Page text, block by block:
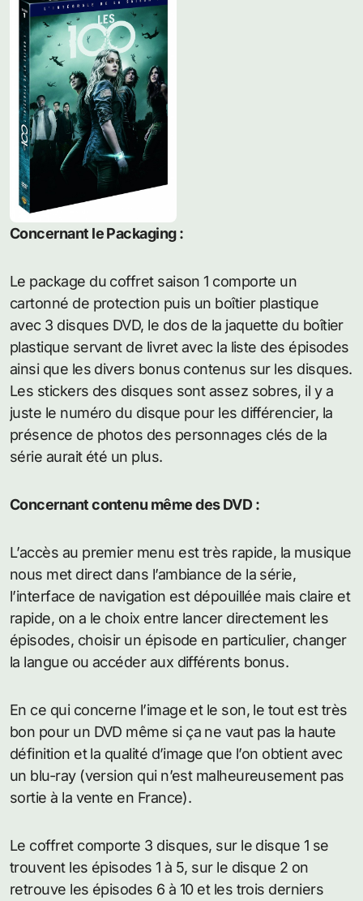
Concernant le Packaging :
Le package du coffret saison 1 comporte un
cartonné de protection puis un boîtier plastique
avec 3 disques DVD, le dos de la jaquette du boîtier
plastique servant de livret avec la liste des épisodes
ainsi que les divers bonus contenus sur les disques.
Les stickers des disques sont assez sobres, il y a
juste le numéro du disque pour les différencier, la
présence de photos des personnages clés de la
série aurait été un plus.
Concernant contenu même des DVD :
L’accès au premier menu est très rapide, la musique
nous met direct dans l’ambiance de la série,
l’interface de navigation est dépouillée mais claire et
rapide, on a le choix entre lancer directement les
épisodes, choisir un épisode en particulier, changer
la langue ou accéder aux différents bonus.
En ce qui concerne l’image et le son, le tout est très
bon pour un DVD même si ça ne vaut pas la haute
définition et la qualité d’image que l’on obtient avec
un blu-ray (version qui n’est malheureusement pas
sortie à la vente en France).
Le coffret comporte 3 disques, sur le disque 1 se
trouvent les épisodes 1 à 5, sur le disque 2 on
retrouve les épisodes 6 à 10 et les trois derniers